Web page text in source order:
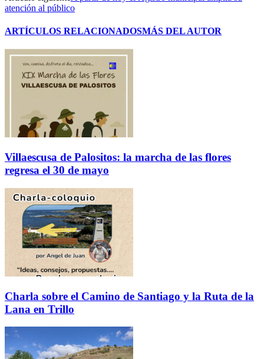
atención al público
ARTÍCULOS RELACIONADOSMÁS DEL AUTOR
Villaescusa de Palositos: la marcha de las flores
regresa el 30 de mayo
Charla sobre el Camino de Santiago y la Ruta de la
Lana en Trillo